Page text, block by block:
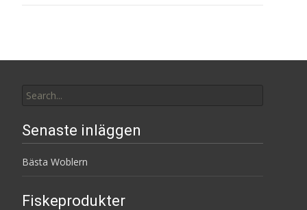
for:
Senaste inläggen
Bästa Woblern
Fiskeprodukter